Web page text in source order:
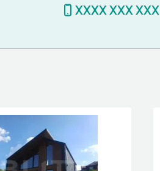
XXXX XXX XXX